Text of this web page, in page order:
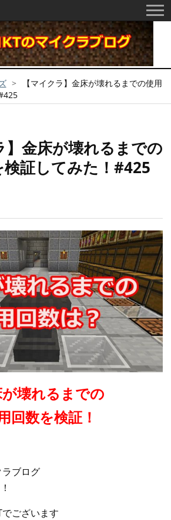
>
【マイクラ】金床が壊れるまでの使用
】金床が壊れるまでの
検証してみた！#425
壊れるまでの
回数を検証！
ブログ
ございます